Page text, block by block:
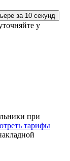
за 10 секунд
у
при
тарифы